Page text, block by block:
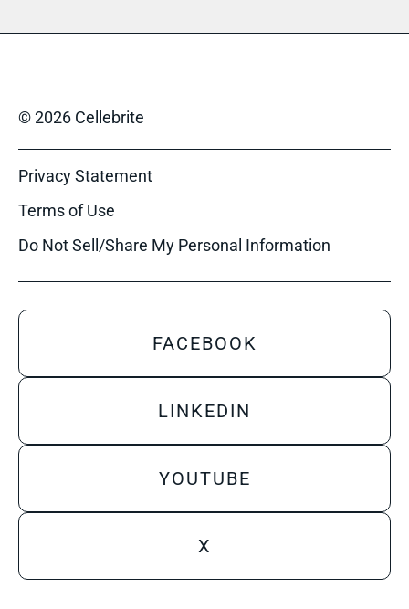
© 2026 Cellebrite
Privacy Statement
Terms of Use
Do Not Sell/Share My Personal Information
FACEBOOK
LINKEDIN
YOUTUBE
X